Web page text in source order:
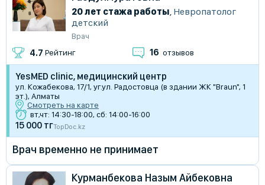
20 лет стажа работы, Невропатолог
детский
Врач
4.7 Рейтинг 16 отзывов
YesMED clinic, медицинский центр
ул. Кожабекова, 17/1, уг.ул. Радостовца (в здании ​ЖК "Braun", 1
эт.), Алматы
Смотреть на карте
вт,чт: 14:30-18:00, сб: 14:00-16:00
15 000 тгTopDoc.kz
Врач временно не принимает
Курманбекова Назым Айбековна